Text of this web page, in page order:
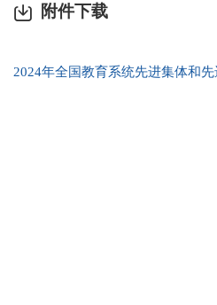
附件下载
2024年全国教育系统先进集体和